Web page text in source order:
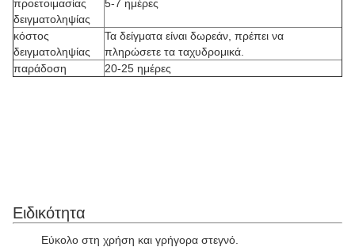
προετοιμασίας
δειγματοληψίας
5-7 ημέρες
κόστος
δειγματοληψίας
Τα δείγματα είναι δωρεάν, πρέπει να
πληρώσετε τα ταχυδρομικά.
παράδοση
20-25 ημέρες
Ειδικότητα
Εύκολο στη χρήση και γρήγορα στεγνό.